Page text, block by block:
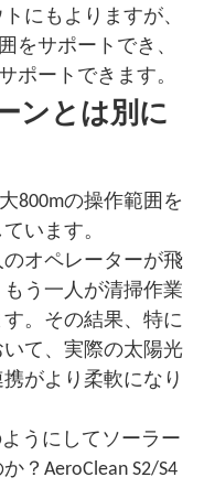
にもよりますが、
をサポートでき、
ポートできます。
ンとは別に
800mの操作範囲を
います。
オペレーターが飛
う一人が清掃作業
。その結果、特に
て、実際の太陽光
がより柔軟になり